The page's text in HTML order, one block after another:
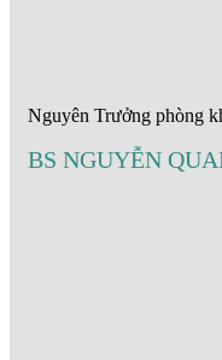
Nguyên Trưởng phòng
BS NGUYỄN